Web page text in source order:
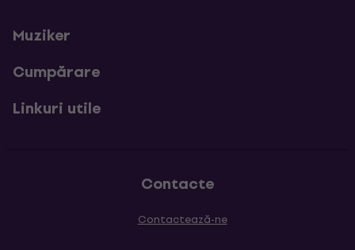
Muziker
Cumpărare
Linkuri utile
Contacte
Contactează-ne